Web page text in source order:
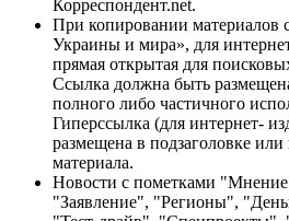
Корреспондент.net.
При копировании материалов
Украины и мира», для
прямая открытая для
Ссылка должна быть
полного либо частичного
Гиперссылка (для интернет-
размещена в подзаголовке или
материала.
Новости с пометками
"Заявление", "Регионы",